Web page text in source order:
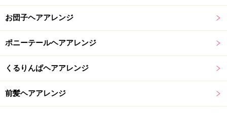
お団子ヘアアレンジ
ポニーテールヘアアレンジ
くるりんぱヘアアレンジ
前髪ヘアアレンジ